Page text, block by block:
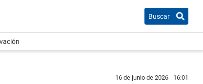
Buscar
16 de junio de 2026 - 16:01